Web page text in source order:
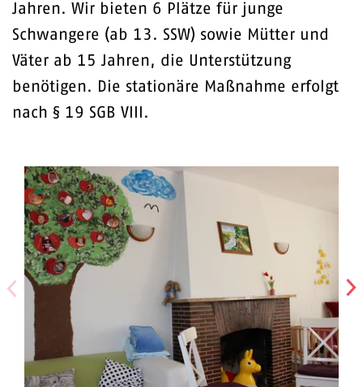
Jahren. Wir bieten 6 Plätze für junge
Schwangere (ab 13. SSW) sowie Mütter und
Väter ab 15 Jahren, die Unterstützung
benötigen. Die stationäre Maßnahme erfolgt
nach § 19 SGB VIII.